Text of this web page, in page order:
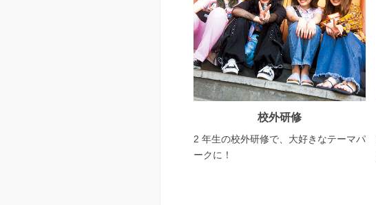
校外研修
2 年生の校外研修で、大好きなテーマパ
ークに！